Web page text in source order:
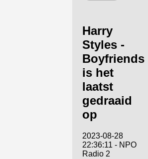
Harry
Styles -
Boyfriends
is het
laatst
gedraaid
op
2023-08-28
22:36:11 - NPO
Radio 2